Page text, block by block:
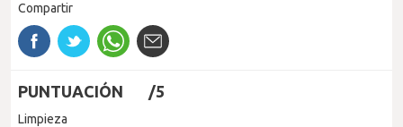
Compartir
PUNTUACIÓN /5
Limpieza